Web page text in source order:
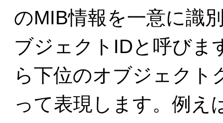
のMIB情報を一意に識
ブジェクトIDと呼びま
ら下位のオブジェクト
って表現します。例え